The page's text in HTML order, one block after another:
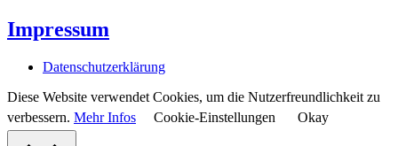
Impressum
Datenschutzerklärung
Diese Website verwendet Cookies, um die Nutzerfreundlichkeit zu
verbessern. Mehr Infos Cookie-Einstellungen Okay